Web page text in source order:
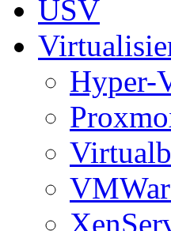
USV
Hyper-